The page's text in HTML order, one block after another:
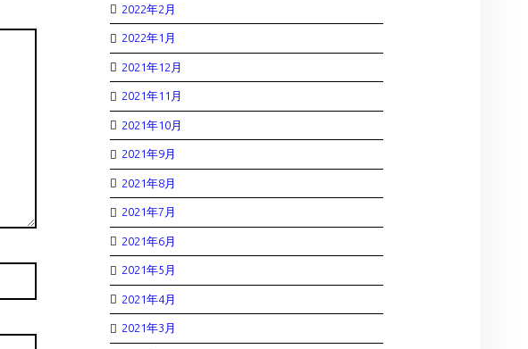
2022年2月
2022年1月
2021年12月
2021年11月
2021年10月
2021年9月
2021年8月
2021年7月
2021年6月
2021年5月
2021年4月
2021年3月